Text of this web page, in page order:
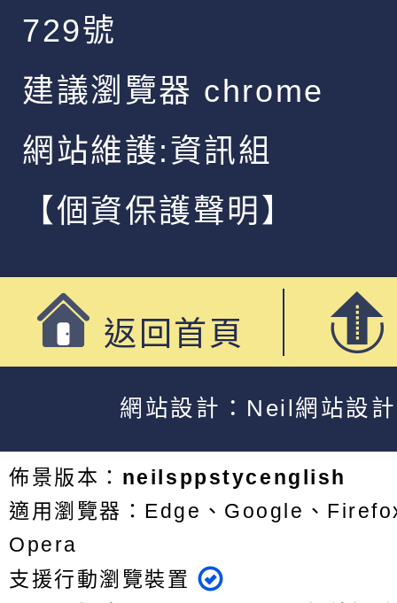
729號
建議瀏覽器 chrome
網站維護:資訊組
【個資保護聲明】
返回首頁
網站設計：Neil網站設
佈景版本： neilsppstycenglish
適用瀏覽器：Edge、Google、
Opera
支援行動瀏覽裝置